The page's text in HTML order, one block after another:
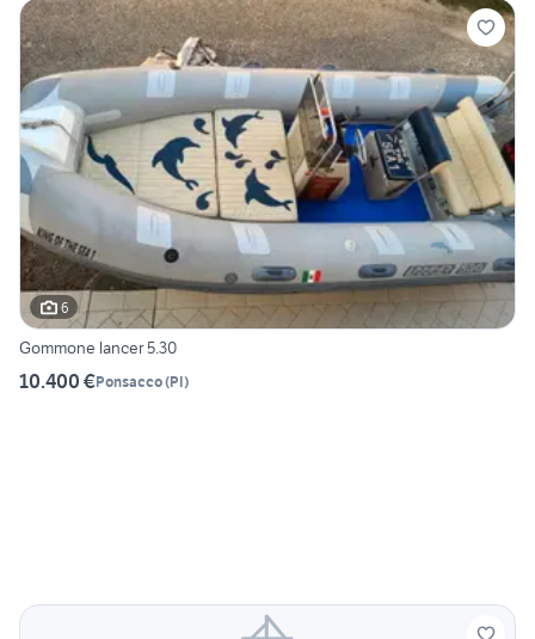
6
Gommone lancer 5.30
10.400 €Ponsacco(PI)